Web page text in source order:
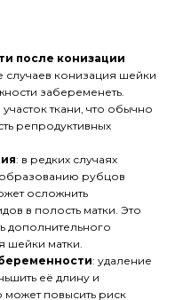
после конизации
случаев конизация шейки
забеременеть.
ткани, что обычно
репродуктивных
: в редких случаях
рубцов
осложнить
в полость матки. Это
дополнительного
шейки матки.
: удаление
её длину и
может повысить риск